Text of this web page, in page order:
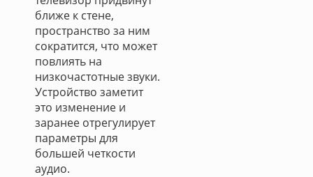
ближе к стене,
пространство за ним
сократится, что может
повлиять на
низкочастотные звуки.
Устройство заметит
это изменение и
заранее отрегулирует
параметры для
большей четкости
аудио.